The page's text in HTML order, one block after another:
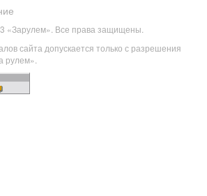
«Зарулем». Все права защищены.
сайта допускается только с разрешения
рулем».